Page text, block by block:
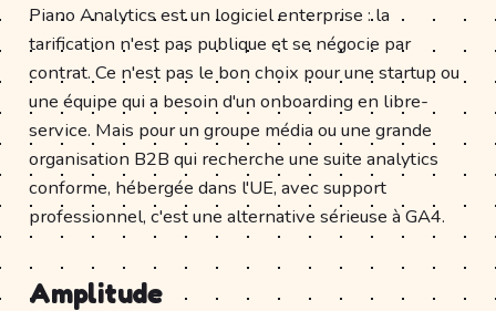
Piano Analytics est un logiciel enterprise : la
tarification n'est pas publique et se négocie par
contrat. Ce n'est pas le bon choix pour une startup ou
une équipe qui a besoin d'un onboarding en libre-
service. Mais pour un groupe média ou une grande
organisation B2B qui recherche une suite analytics
conforme, hébergée dans l'UE, avec support
professionnel, c'est une alternative sérieuse à GA4.
Amplitude